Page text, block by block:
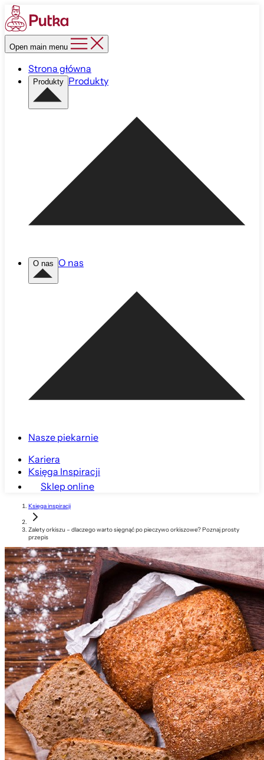
Open main menu
Strona główna
Produkty Produkty
O nas O nas
Nasze piekarnie
Kariera
Księga Inspiracji
Sklep online
Księga inspiracji
Zalety orkiszu – dlaczego warto sięgnąć po pieczywo orkiszowe? Poznaj prosty
przepis